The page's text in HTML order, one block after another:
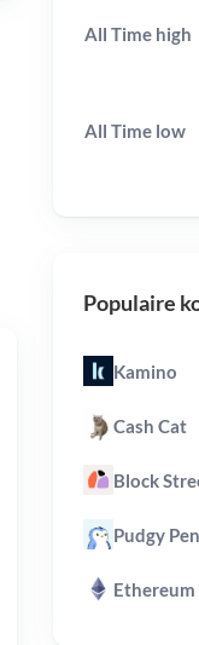
All Time high
All Time low
Populaire
Kamino
Cash Cat
Block
Pudgy
Ethereum